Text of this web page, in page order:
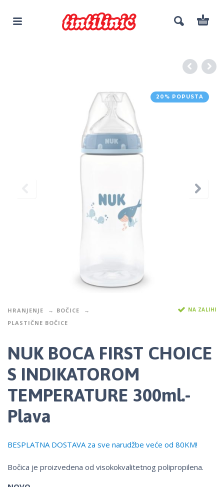
20% POPUSTA
HRANJENJE
BOČICE
PLASTIČNE BOČICE
NA ZALIHI
NUK BOCA FIRST CHOICE
S INDIKATOROM
TEMPERATURE 300ml.-
Plava
BESPLATNA DOSTAVA za sve narudžbe veće od 80KM!
Bočica je proizvedena od visokokvalitetnog polipropilena.